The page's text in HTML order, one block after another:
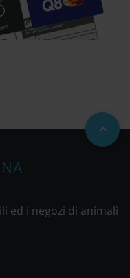
ed i negozi di animali